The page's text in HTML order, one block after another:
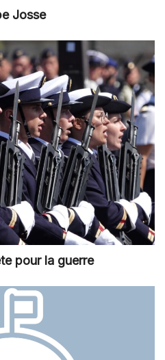
Josse
pour la guerre